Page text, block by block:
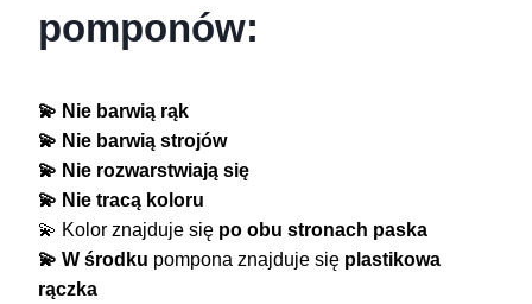
pomponów:
💫 Nie barwią rąk
💫 Nie barwią strojów
💫 Nie rozwarstwiają się
💫 Nie tracą koloru
💫 Kolor znajduje się po obu stronach paska
💫 W środku pompona znajduje się plastikowa
rączka